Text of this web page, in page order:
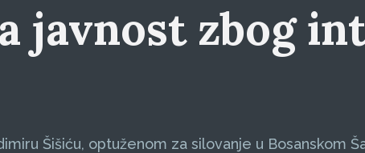
javnost zbog
Šišiću, optuženom za silovanje u Bosanskom